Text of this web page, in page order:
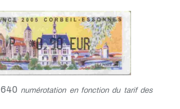
numérotation en fonction du tarif des